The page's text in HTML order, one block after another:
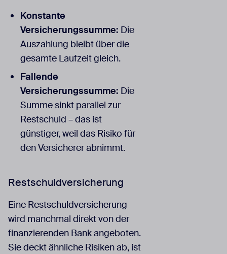
Konstante
Versicherungssumme: Die
Auszahlung bleibt über die
gesamte Laufzeit gleich.
Fallende
Versicherungssumme: Die
Summe sinkt parallel zur
Restschuld – das ist
günstiger, weil das Risiko für
den Versicherer abnimmt.
Restschuldversicherung
Eine Restschuldversicherung
wird manchmal direkt von der
finanzierenden Bank angeboten.
Sie deckt ähnliche Risiken ab, ist